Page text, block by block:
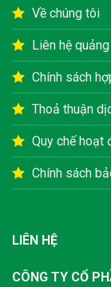
Về chúng tôi
Liên hệ
Chính sách
Thoả thuận
Quy chế hoạt
Chính sách
LIÊN HỆ
CÔNG TY CỔ